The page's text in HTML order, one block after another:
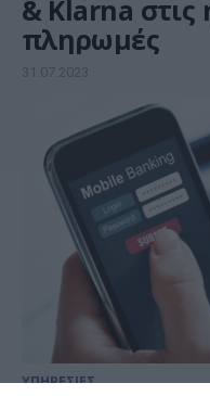
& Klarna στις
πληρωμές
31.07.2023
ΥΠΗΡΕΣΙΕΣ